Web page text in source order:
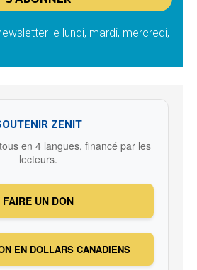
le lundi, mardi, mercredi,
ZENIT
en 4 langues, financé par les
lecteurs.
FAIRE UN DON
EN DOLLARS CANADIENS